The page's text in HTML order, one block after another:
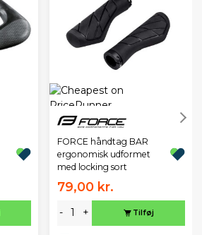
FORCE håndtag BAR
ergonomisk udformet
med locking sort
79,00 kr.
- + Tilføj